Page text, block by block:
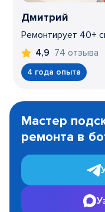
Дмитрий
Ремонтирует 40+
4,9 74 отзыва
4 года опыта
1
Мастер
ремонта в